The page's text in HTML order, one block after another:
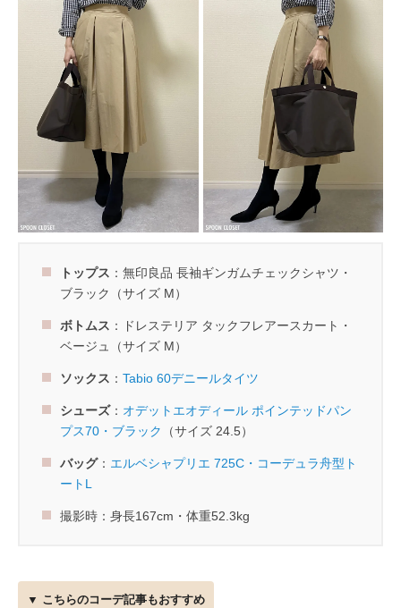
トップス ：無印良品 長袖ギンガムチェックシャツ・
ブラック（サイズ M）
ボトムス ：ドレステリア タックフレアースカート・
ベージュ（サイズ M）
ソックス ： Tabio 60デニールタイツ
シューズ： オデットエオディール ポインテッドパン
プス70・ブラック
（サイズ 24.5）
バッグ： エルベシャプリエ 725C・コーデュラ舟型ト
ートL
撮影時：身長167cm・体重52.3kg
▼ こちらのコーデ記事もおすすめ